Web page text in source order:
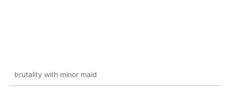
brutality with minor maid